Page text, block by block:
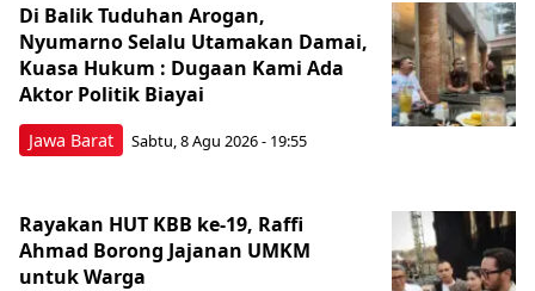
Jawa Barat
Di Balik Tuduhan Arogan,
Nyumarno Selalu Utamakan Damai,
Kuasa Hukum : Dugaan Kami Ada
Aktor Politik Biayai
Sabtu, 8 Agu 2026 - 19:55
Rayakan HUT KBB ke-19, Raffi
Ahmad Borong Jajanan UMKM
untuk Warga